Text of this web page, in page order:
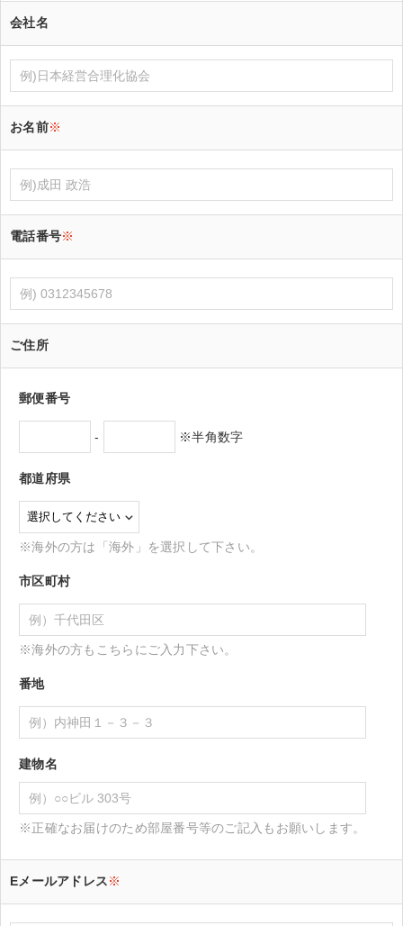
会社名
お名前※
電話番号※
ご住所
郵便番号
- ※半角数字
都道府県
※海外の方は「海外」を選択して下さい。
市区町村
※海外の方もこちらにご入力下さい。
番地
建物名
※正確なお届けのため部屋番号等のご記入もお願いします。
Eメールアドレス※